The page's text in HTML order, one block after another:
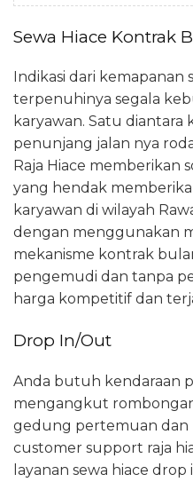
Sewa Hiace Kontrak
Indikasi dari
terpenuhinya segala
karyawan. Satu
penunjang jalan nya
Raja Hiace memberikan
yang hendak
karyawan di wilayah
dengan menggunakan
mekanisme kontrak
pengemudi dan tanpa
harga kompetitif dan
Drop In/Out
Anda butuh kendaraan
mengangkut
gedung pertemuan dan
customer support raja
layanan sewa hiace